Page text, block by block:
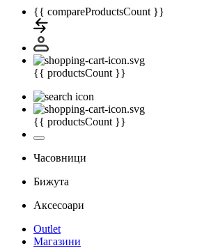
{{ compareProductsCount }}
{{ productsCount }}
{{ productsCount }}
Часовници
Бижута
Аксесоари
Outlet
Магазини